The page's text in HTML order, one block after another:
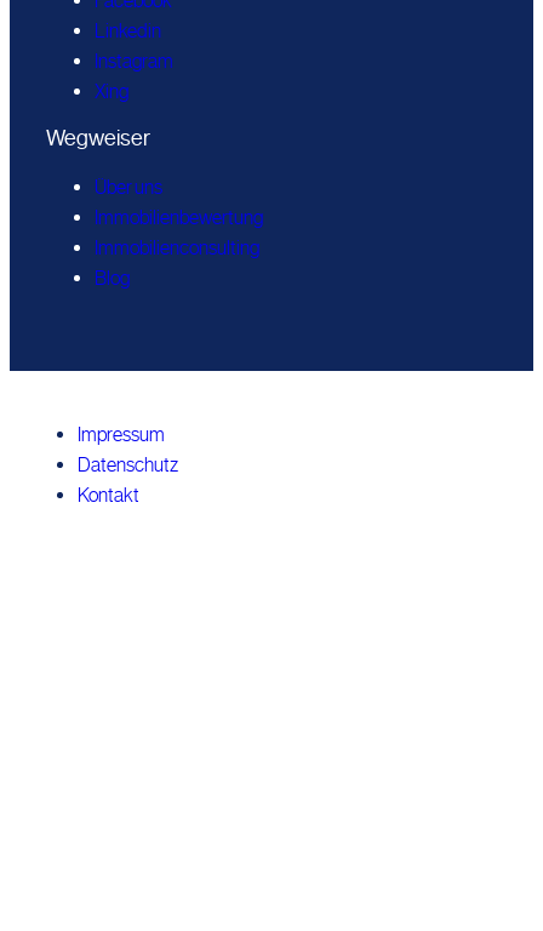
Linkedin
Instagram
Xing
Wegweiser
Über uns
Immobilienbewertung
Immobilienconsulting
Blog
Impressum
Datenschutz
Kontakt